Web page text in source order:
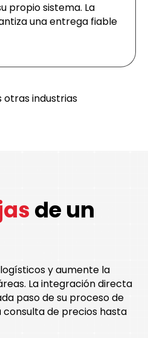
propio sistema. La
una entrega fiable
otras industrias
de un
y aumente la
La integración directa
paso de su proceso de
de precios hasta